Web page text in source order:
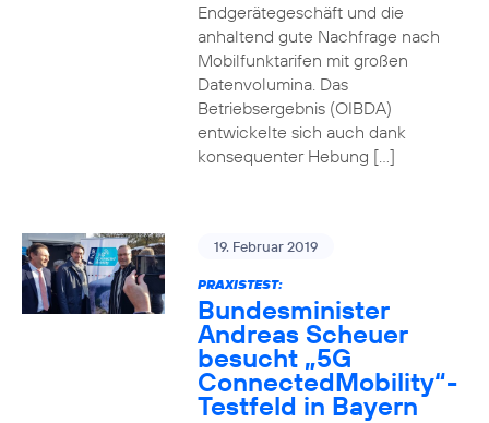
Endgerätegeschäft und die
anhaltend gute Nachfrage nach
Mobilfunktarifen mit großen
Datenvolumina. Das
Betriebsergebnis (OIBDA)
entwickelte sich auch dank
konsequenter Hebung […]
19. Februar 2019
PRAXISTEST:
Bundesminister
Andreas Scheuer
besucht „5G
ConnectedMobility“-
Testfeld in Bayern